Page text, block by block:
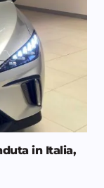
in Italia,